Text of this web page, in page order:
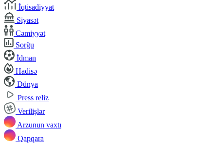
İqtisadiyyat
Siyasət
Cəmiyyət
Sorğu
İdman
Hadisə
Dünya
Press reliz
Verilişlər
Arzunun vaxtı
Qapqara